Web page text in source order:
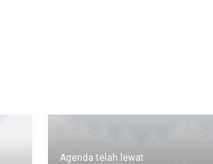
Agenda telah lewat